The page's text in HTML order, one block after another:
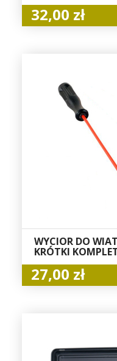
32,00 zł
WYCIOR DO
KRÓTKI
27,00 zł